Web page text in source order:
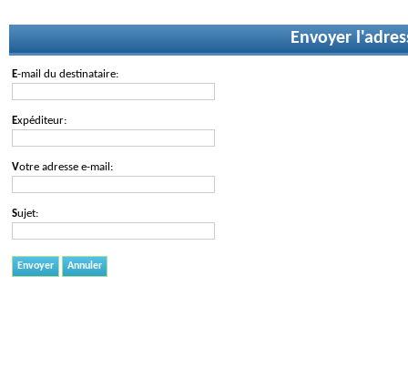
Envoyer
E-mail du destinataire:
Expéditeur:
Votre adresse e-mail:
Sujet:
Envoyer Annuler